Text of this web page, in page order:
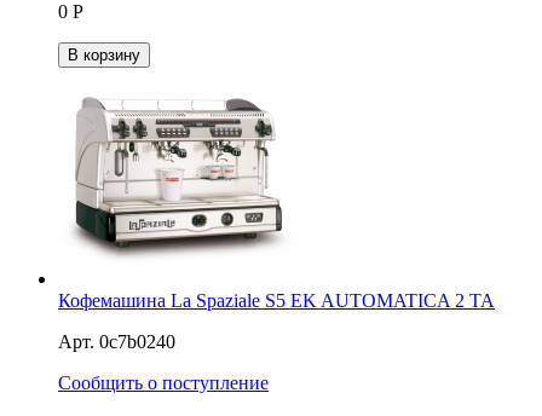
0 Р
В корзину
Кофемашина La Spaziale S5 EK AUTOMATICA 2 TA
Арт. 0c7b0240
Сообщить о поступление